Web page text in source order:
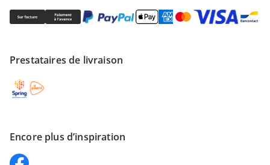
Prestataires de livraison
Encore plus d’inspiration